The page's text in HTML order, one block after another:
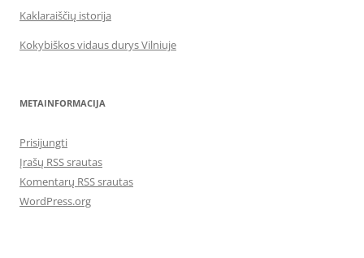
Kaklaraiščių istorija
Kokybiškos vidaus durys Vilniuje
METAINFORMACIJA
Prisijungti
Įrašų RSS srautas
Komentarų RSS srautas
WordPress.org